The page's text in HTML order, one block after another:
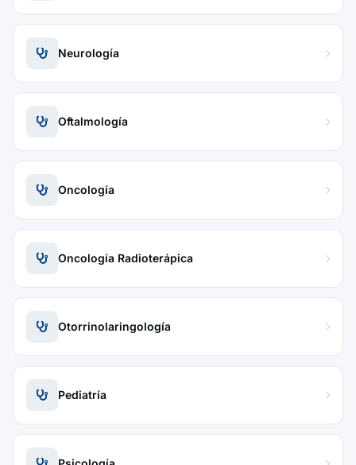
Neurología
Oftalmología
Oncología
Oncología Radioterápica
Otorrinolaringología
Pediatría